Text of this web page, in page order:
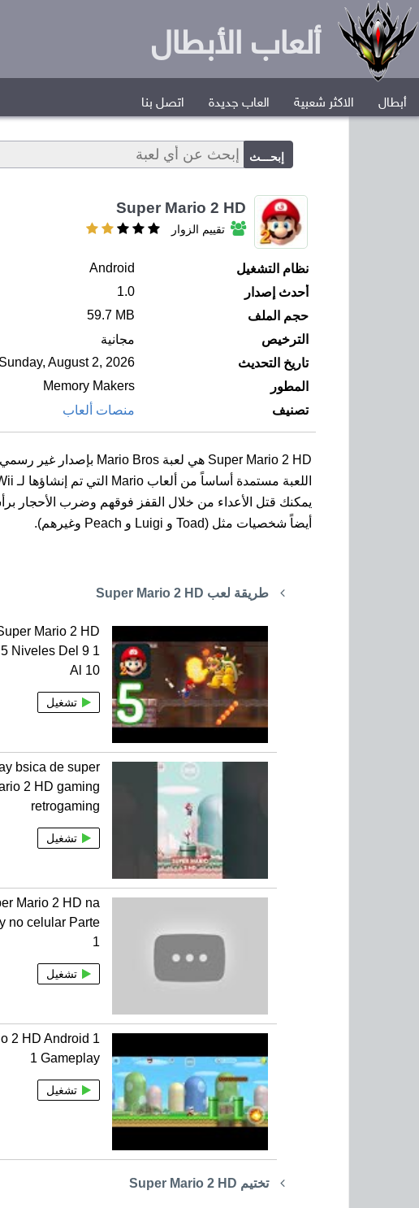
ألعاب الأبطال
أبطال الاكثر شعبية العاب جديدة اتصل بنا
Super Mario 2 HD
تقييم الزوار
نظام التشغيل
Android
أحدث إصدار
1.0
حجم الملف
59.7 MB
الترخيص
مجانية
تاريخ التحديث
Sunday, August 2, 2026
المطور
Memory Makers
تصنيف
منصات ألعاب
Super Mario 2 HD هي لعبة Mario Bros بإصدار غير رسمي على الهواتف الذكية والأجهزة اللوحية بنظام Android.
اللعبة مستمدة أساساً من ألعاب Mario التي تم إنشاؤها لـ Wii.
يمكنك قتل الأعداء من خلال القفز فوقهم وضرب الأحجار
أيضاً شخصيات مثل (Toad و Luigi و Peach وغيرهم).
طريقة لعب Super Mario 2 HD
Mario 2 HD
Niveles Del 9 1
Al 10
تشغيل
bsica de super
2 HD gaming
retrogaming
تشغيل
Mario 2 HD na
no celular Parte
1
تشغيل
2 HD Android 1
1 Gameplay
تشغيل
تختيم Super Mario 2 HD